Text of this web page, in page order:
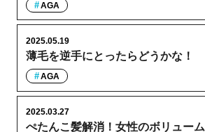
AGA
薄毛を逆手にとったらどうかな！
2025.05.19
AGA
ぺたんこ髪解消！女性のボリュー
2025.03.27